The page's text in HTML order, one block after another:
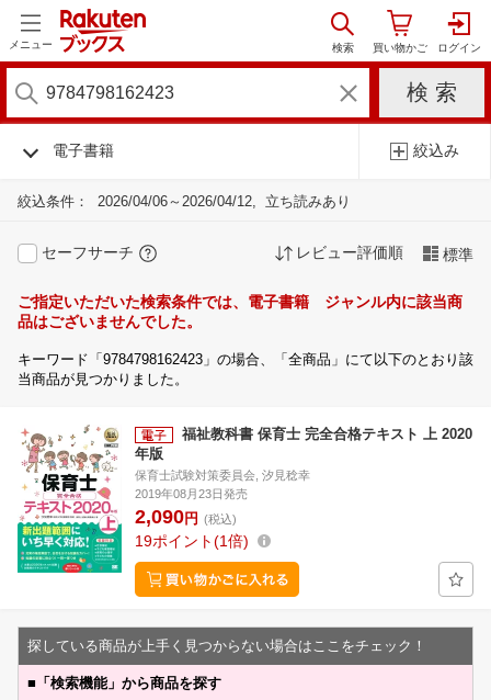
メニュー
電子書籍 絞込み
絞込条件： 2026/04/06～2026/04/12 立ち読みあり
セーフサーチ レビュー評価順 標準
ご指定いただいた検索条件では、電子書籍 ジャンル内に該当商
品はございませんでした。
キーワード「9784798162423」の場合、「全商品」にて以下のとおり該
当商品が見つかりました。
福祉教科書 保育士 完全合格テキスト 上 2020
年版
保育士試験対策委員会, 汐見稔幸
2019年08月23日発売
2,090円 (税込)
19ポイント 1倍
探している商品が上手く見つからない場合はここをチェック！
■ 「検索機能」から商品を探す